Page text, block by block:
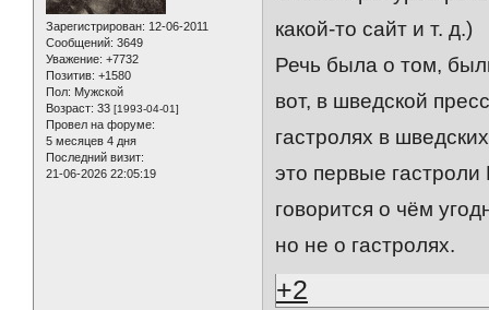
Зарегистрирован: 12-06-2011
Сообщений: 3649
Уважение: +7732
Позитив: +1580
Пол: Мужской
Возраст: 33 [1993-04-01]
Провел на форуме:
5 месяцев 4 дня
Последний визит:
21-06-2026 22:05:19
какой-то сайт и т. д.)
Речь была о том,
вот, в шведской
гастролях в
это первые
говорится о чём
но не о гастролях.
+2